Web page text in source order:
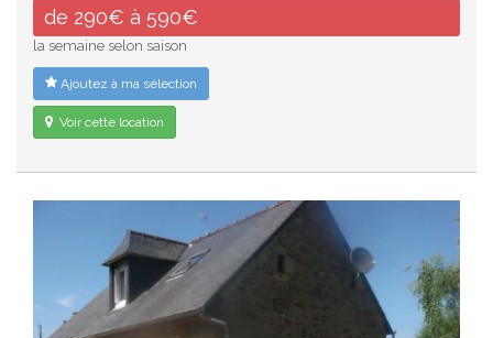
de 290€ à 590€
la semaine selon saison
Ajoutez à ma sélection
Voir cette location